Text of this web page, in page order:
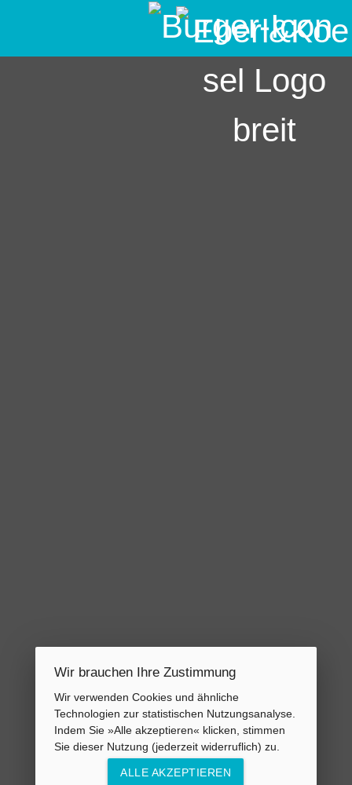
Wir brauchen Ihre Zustimmung
Wir verwenden Cookies und ähnliche
Technologien zur statistischen Nutzungsanalyse.
Indem Sie »Alle akzeptieren« klicken, stimmen
Sie dieser Nutzung (jederzeit widerruflich) zu.
ALLE AKZEPTIEREN